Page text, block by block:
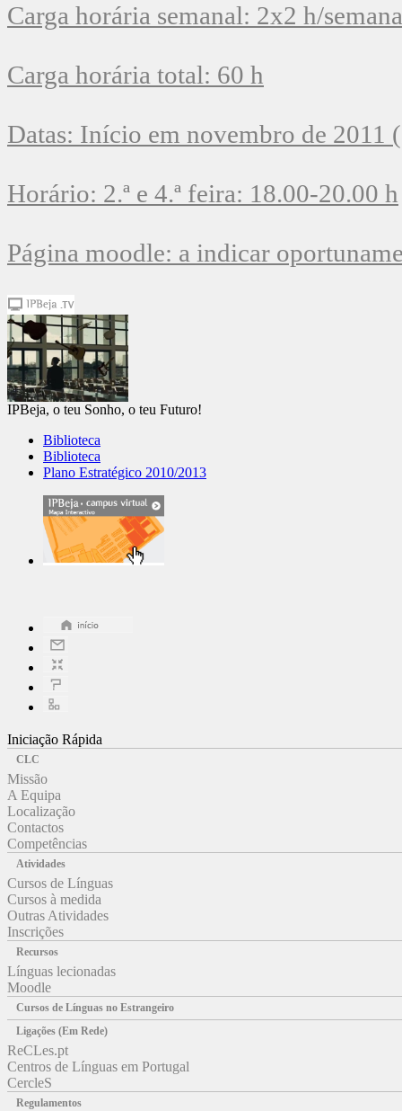
Carga horária semanal: 2x2 h/semana
Carga horária total: 60 h
Datas: Início em novembro de 2011
Horário: 2.ª e 4.ª feira: 18.00-20.00 h
Página moodle: a indicar
IPBeja, o teu Sonho, o teu Futuro!
Biblioteca
Biblioteca
Plano Estratégico 2010/2013
Iniciação Rápida
CLC
Missão
A Equipa
Localização
Contactos
Competências
Atividades
Cursos de Línguas
Cursos à medida
Outras Atividades
Inscrições
Recursos
Línguas lecionadas
Moodle
Cursos de Línguas no Estrangeiro
Ligações (Em Rede)
ReCLes.pt
Centros de Línguas em Portugal
CercleS
Regulamentos